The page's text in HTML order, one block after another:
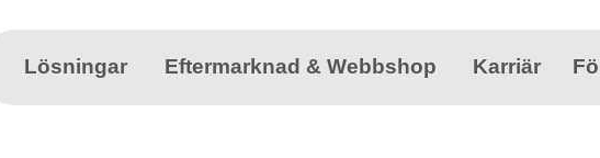
Lösningar Eftermarknad & Webbshop Karriär